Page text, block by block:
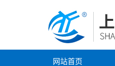
网站首页